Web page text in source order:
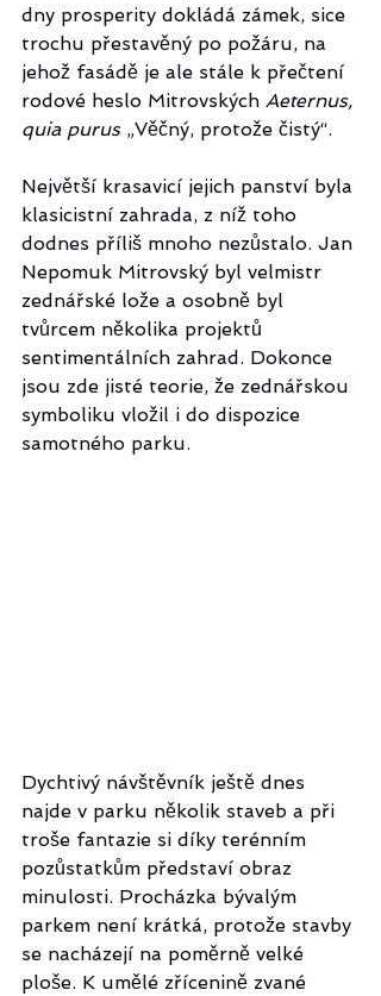
dny prosperity dokládá zámek, sice
trochu přestavěný po požáru, na
jehož fasádě je ale stále k přečtení
rodové heslo Mitrovských Aeternus,
quia purus „Věčný, protože čistý“.
Největší krasavicí jejich panství byla
klasicistní zahrada, z níž toho
dodnes příliš mnoho nezůstalo. Jan
Nepomuk Mitrovský byl velmistr
zednářské lože a osobně byl
tvůrcem několika projektů
sentimentálních zahrad. Dokonce
jsou zde jisté teorie, že zednářskou
symboliku vložil i do dispozice
samotného parku.
Dychtivý návštěvník ještě dnes
najde v parku několik staveb a při
troše fantazie si díky terénním
pozůstatkům představí obraz
minulosti. Procházka bývalým
parkem není krátká, protože stavby
se nacházejí na poměrně velké
ploše. K umělé zřícenině zvané